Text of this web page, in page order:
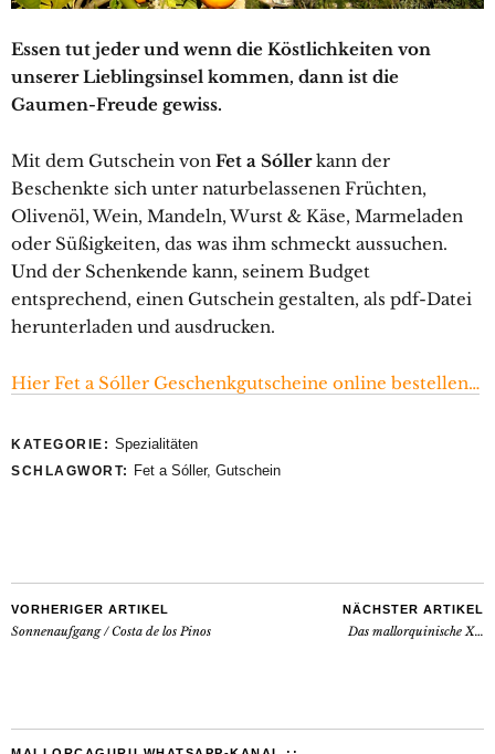
Essen tut jeder und wenn die Köstlichkeiten von
unserer Lieblingsinsel kommen, dann ist die
Gaumen-Freude gewiss.
Mit dem Gutschein von Fet a Sóllerkann der
Beschenkte sich unter naturbelassenen Früchten,
Olivenöl, Wein, Mandeln, Wurst & Käse, Marmeladen
oder Süßigkeiten, das was ihm schmeckt aussuchen.
Und der Schenkende kann, seinem Budget
entsprechend, einen Gutschein gestalten, als pdf-Datei
herunterladen und ausdrucken.
Hier Fet a Sóller Geschenkgutscheine online bestellen…
KATEGORIE: Spezialitäten
SCHLAGWORT: Fet a Sóller, Gutschein
VORHERIGER ARTIKEL
Sonnenaufgang / Costa de los Pinos
NÄCHSTER ARTIKEL
Das mallorquinische X…